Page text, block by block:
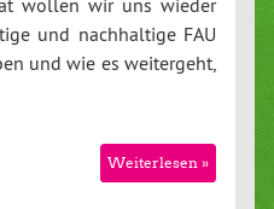
wollen wir uns wieder
und nachhaltige FAU
und wie es weitergeht,
Weiterlesen »